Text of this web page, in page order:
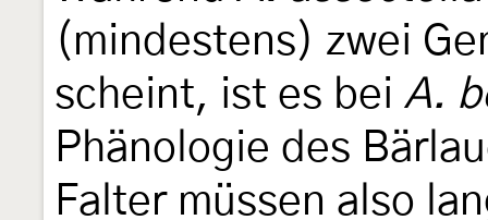
(mindestens) zwei
scheint, ist es bei A.
Phänologie des
Falter müssen also